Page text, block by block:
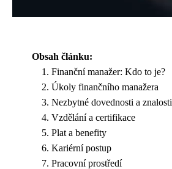
Obsah článku:
Finanční manažer: Kdo to je?
Úkoly finančního manažera
Nezbytné dovednosti a znalosti
Vzdělání a certifikace
Plat a benefity
Kariérní postup
Pracovní prostředí